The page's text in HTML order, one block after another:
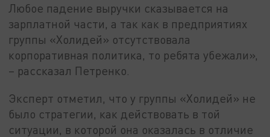
Любое падение выручки сказывается на
зарплатной части, а так как в предприятиях
группы «Холидей» отсутствовала
корпоративная политика, то ребята убежали»,
– рассказал Петренко.
Эксперт отметил, что у группы «Холидей» не
было стратегии, как действовать в той
ситуации, в которой она оказалась в отличие